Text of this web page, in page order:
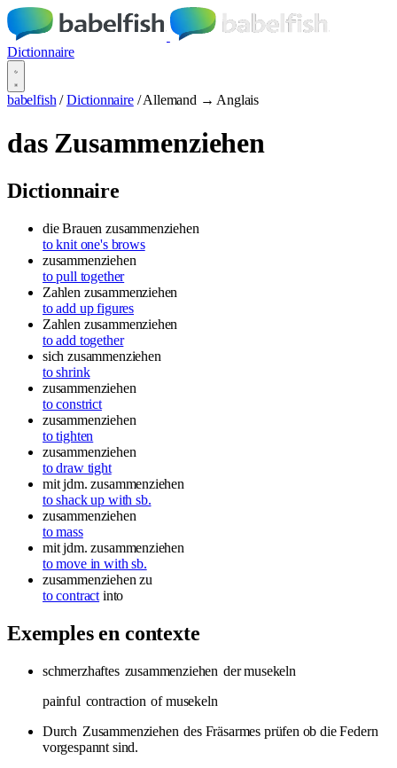
Dictionnaire
babelfish / Dictionnaire / Allemand → Anglais
das Zusammenziehen
Dictionnaire
die Brauen zusammenziehen
to knit one's brows
zusammenziehen
to pull together
Zahlen zusammenziehen
to add up figures
Zahlen zusammenziehen
to add together
sich zusammenziehen
to shrink
zusammenziehen
to constrict
zusammenziehen
to tighten
zusammenziehen
to draw tight
mit jdm. zusammenziehen
to shack up with sb.
zusammenziehen
to mass
mit jdm. zusammenziehen
to move in with sb.
zusammenziehen zu
to contract into
Exemples en contexte
schmerzhaftes zusammenziehen der musekeln
painful contraction of musekeln
Durch Zusammenziehen des Fräsarmes prüfen ob die Federn
vorgespannt sind.